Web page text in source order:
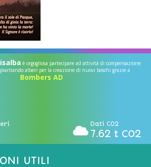
è orgogliosa partecipare ad attività di compensazione
alberi per la creazione di nuovi boschi grazie a
Bombers AD
Dati CO2
7.62 t CO2
UTILI